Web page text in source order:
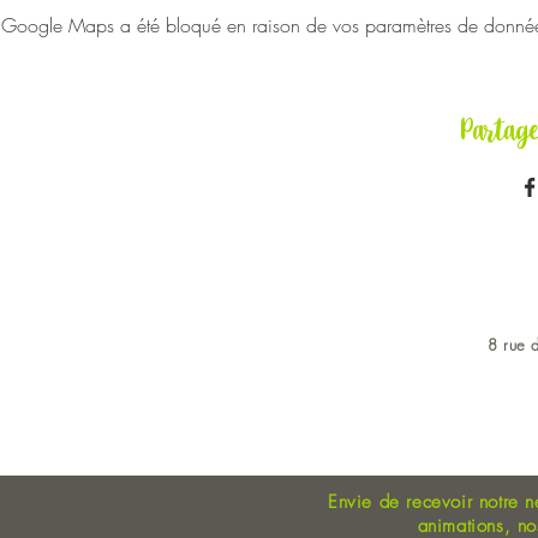
Google Maps a été bloqué en raison de vos paramètres de
8 rue
Envie de recevoir notre
animations,